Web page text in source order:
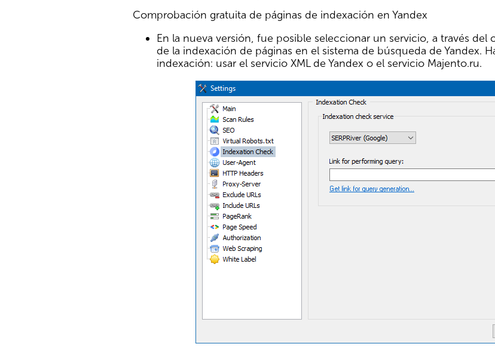
Comprobación gratuita de páginas de indexación en Yandex
En la nueva versión, fue posible seleccionar un servicio, a través del
de la indexación de páginas en el sistema de búsqueda de Yandex.
indexación: usar el servicio XML de Yandex o el servicio Majento.ru.